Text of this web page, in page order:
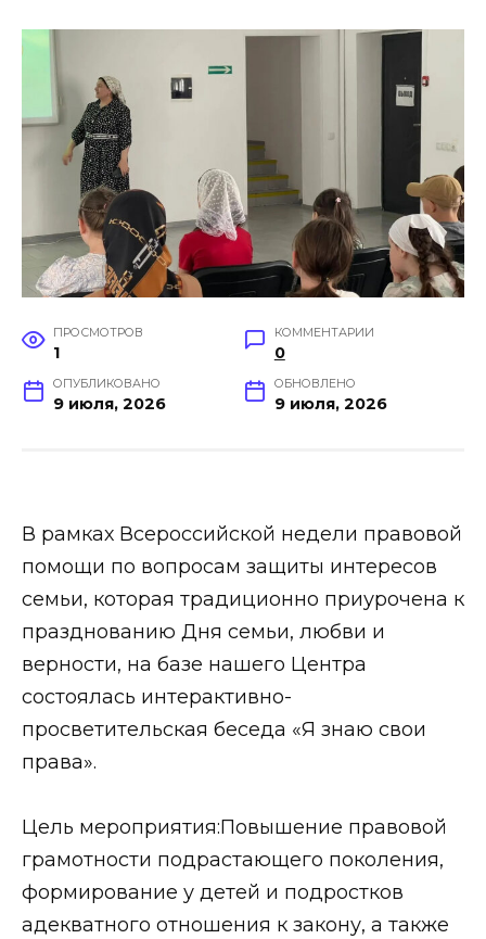
ПРОСМОТРОВ
1
КОММЕНТАРИИ
0
ОПУБЛИКОВАНО
9 июля, 2026
ОБНОВЛЕНО
9 июля, 2026
В рамках Всероссийской недели правовой
помощи по вопросам защиты интересов
семьи, которая традиционно приурочена к
празднованию Дня семьи, любви и
верности, на базе нашего Центра
состоялась интерактивно-
просветительская беседа «Я знаю свои
права».
Цель мероприятия:Повышение правовой
грамотности подрастающего поколения,
формирование у детей и подростков
адекватного отношения к закону, а также